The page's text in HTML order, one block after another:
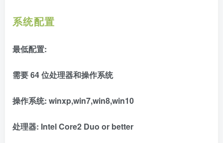
系统配置
最低配置:
需要 64 位处理器和操作系统
操作系统: winxp,win7,win8,win10
处理器: Intel Core2 Duo or better